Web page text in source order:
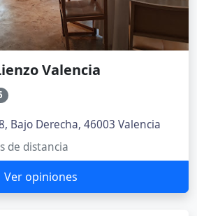
Valencia
Bajo Derecha, 46003 Valencia
de distancia
Ver opiniones